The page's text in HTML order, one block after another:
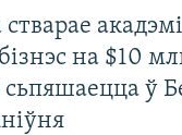
на $10
ў